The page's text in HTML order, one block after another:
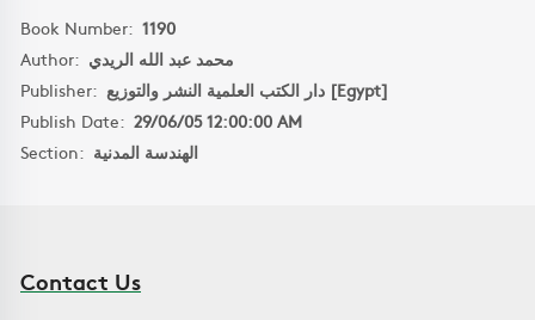
Book Number: 1190
Author: محمد عبد الله الريدي
Publisher:
دار الكتب العلمية النشر والتوزيع [Egypt]
Publish Date: 29/06/05 12:00:00 AM
Section: الهندسة المدنية
Contact Us